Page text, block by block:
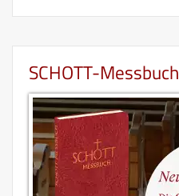
SCHOTT-Messbuch